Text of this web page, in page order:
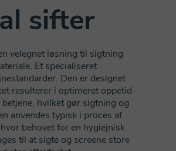
sifter
velegnet løsning til sigtning
Et specialiseret
Den er designet
resulterer i optimeret oppetid
hvilket gør sigtning og
anvendes typisk i proces af
behovet for en hygiejnisk
til at sigte og screene store